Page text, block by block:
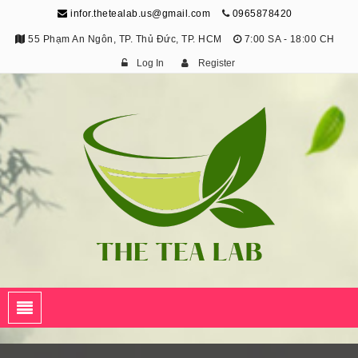
infor.thetealab.us@gmail.com 0965878420
55 Phạm An Ngôn, TP. Thủ Đức, TP. HCM 7:00 SA - 18:00 CH
Log In Register